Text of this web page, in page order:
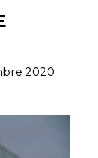
2020